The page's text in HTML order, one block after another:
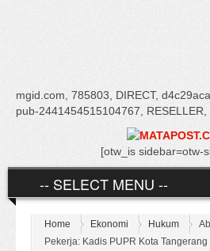
mgid.com, 785803, DIRECT,
pub-2441454515104767,
[otw_is sidebar=otw-
Home Ekonomi Hukum
Pekerja: Kadis PUPR Kota